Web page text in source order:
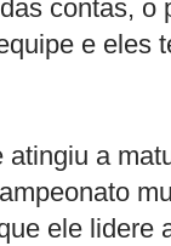
contas, o
e eles
a
ele lidere